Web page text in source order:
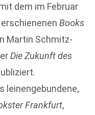
dem im Februar
erschienenen Books
Martin Schmitz-
Die Zukunft des
leinengebundene,
Frankfurt,